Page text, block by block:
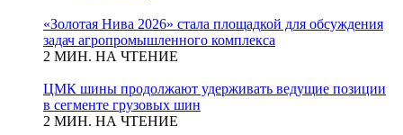
«Золотая Нива 2026» стала площадкой для обсуждения
задач агропромышленного комплекса
2 МИН. НА ЧТЕНИЕ
ЦМК шины продолжают удерживать ведущие позиции
в сегменте грузовых шин
2 МИН. НА ЧТЕНИЕ